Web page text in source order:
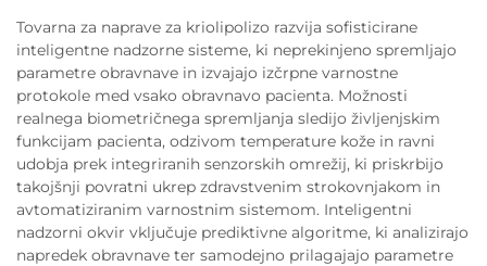
Tovarna za naprave za kriolipolizo razvija sofisticirane
inteligentne nadzorne sisteme, ki neprekinjeno spremljajo
parametre obravnave in izvajajo izčrpne varnostne
protokole med vsako obravnavo pacienta. Možnosti
realnega biometričnega spremljanja sledijo življenjskim
funkcijam pacienta, odzivom temperature kože in ravni
udobja prek integriranih senzorskih omrežij, ki priskrbijo
takojšnji povratni ukrep zdravstvenim strokovnjakom in
avtomatiziranim varnostnim sistemom. Inteligentni
nadzorni okvir vključuje prediktivne algoritme, ki analizirajo
napredek obravnave ter samodejno prilagajajo parametre